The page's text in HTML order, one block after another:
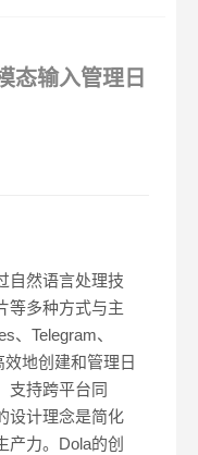
态输入管理日
自然语言处理技
等多种方式与主
、Telegram、
地创建和管理日
支持跨平台同
设计理念是简化
产力。Dola的创